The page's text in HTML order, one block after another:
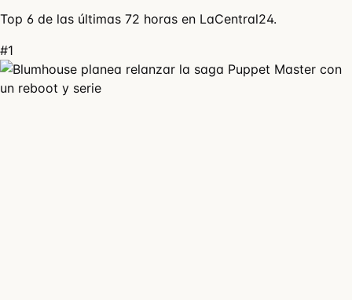
Top 6 de las últimas 72 horas en LaCentral24.
#1